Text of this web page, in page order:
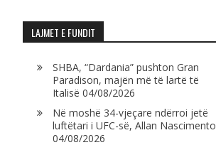
LAJMET E FUNDIT
SHBA, “Dardania” pushton Gran
Paradison, majën më të lartë të
Italisë 04/08/2026
Në moshë 34-vjeçare ndërroi jetë
luftëtari i UFC-së, Allan Nascimento
04/08/2026